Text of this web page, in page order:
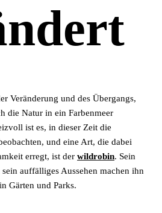
Veränderung und des Übergangs,
die Natur in ein Farbenmeer
ist es, in dieser Zeit die
und eine Art, die dabei
erregt, ist der wildrobin. Sein
auffälliges Aussehen machen ihn
Gärten und Parks.